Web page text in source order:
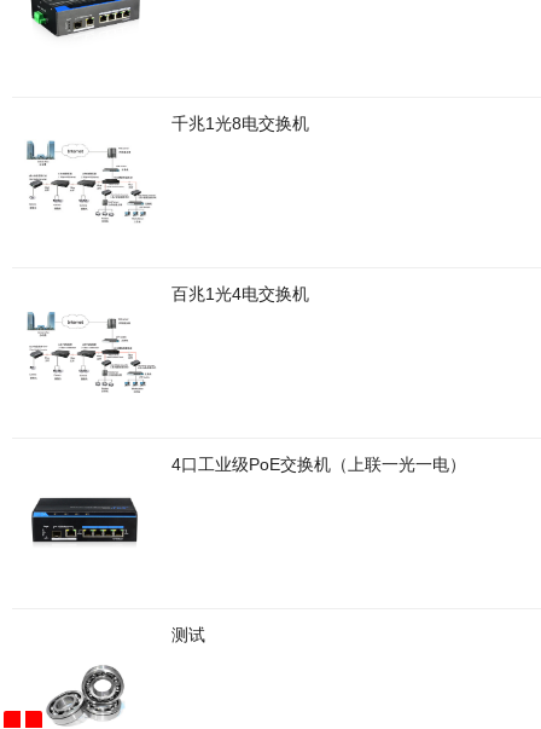
千兆1光8电交换机
百兆1光4电交换机
4口工业级PoE交换机（上联一光一电）
测试